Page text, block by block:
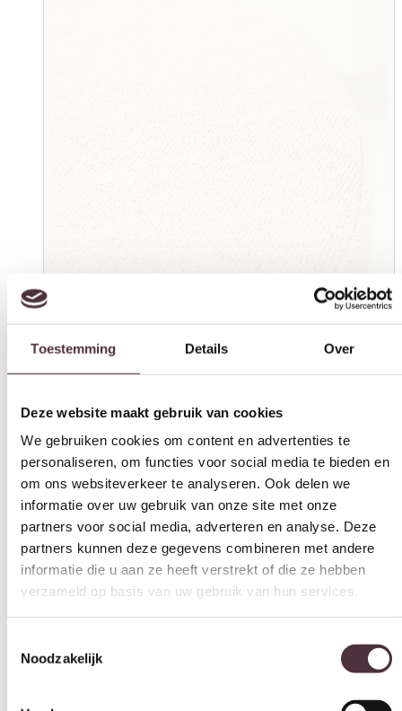
Toestemming Details Over
Deze website maakt gebruik van cookies
We gebruiken cookies om content en advertenties te
personaliseren, om functies voor social media te bieden en
om ons websiteverkeer te analyseren. Ook delen we
informatie over uw gebruik van onze site met onze
partners voor social media, adverteren en analyse. Deze
partners kunnen deze gegevens combineren met andere
informatie die u aan ze heeft verstrekt of die ze hebben
verzameld op basis van uw gebruik van hun services.
Noodzakelijk
249,00